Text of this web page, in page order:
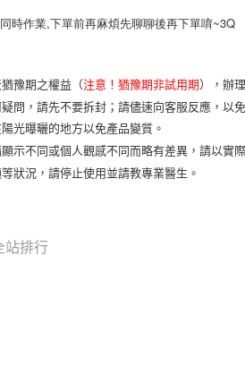
時作業,下單前再麻煩先聊聊後再下單唷~3Q
豫期之權益（注意！猶豫期非試用期），辦
問，請先不要拆封；請儘速向客服反應，以
光曝曬的地方以免產品變質。
示不同或個人觀感不同而略有差異，請以實
狀況，請停止使用並請教專業醫生。
站排行